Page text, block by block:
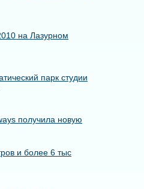
на Лазурном
парк студии
получила новую
и более 6 тыс